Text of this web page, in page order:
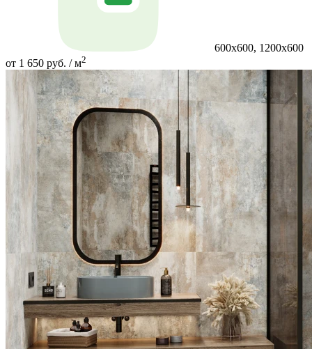
600х600, 1200х600
от 1 650 руб. / м2